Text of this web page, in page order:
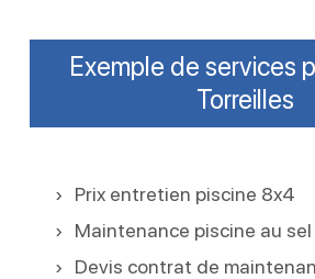
Exemple de services
Torreilles
Prix entretien piscine 8x4
Maintenance piscine au sel
Devis contrat de